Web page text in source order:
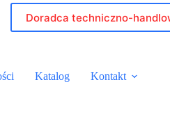
Doradca techniczno-
Katalog Kontakt